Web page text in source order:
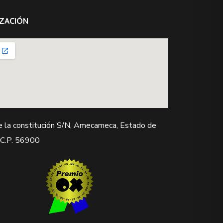
la constitución S/N, Amecameca, Estado de
56900